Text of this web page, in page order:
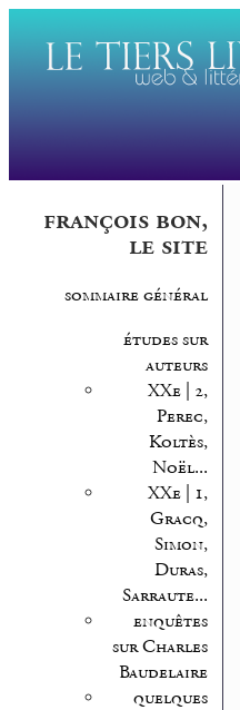
françois bon,
le site
sommaire général
études sur
auteurs
XXe | 2,
Perec,
Koltès,
Noël...
XXe | 1,
Gracq,
Simon,
Duras,
Sarraute...
enquêtes
sur Charles
Baudelaire
quelques